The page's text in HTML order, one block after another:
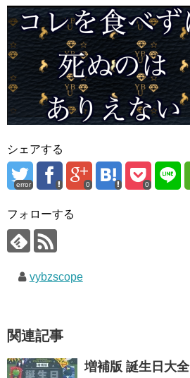
シェアする
error 0 0
フォローする
vybzscope
関連記事
増補版 誕生日大全